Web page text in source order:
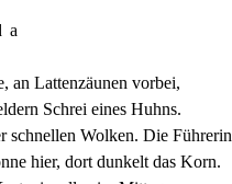
an Lattenzäunen vorbei,
Schrei eines Huhns.
schnellen Wolken. Die Führerin
hier, dort dunkelt das Korn.